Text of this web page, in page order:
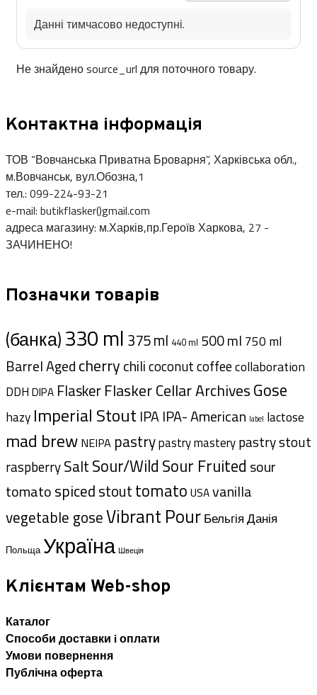
Данні тимчасово недоступні.
Не знайдено source_url для поточного товару.
Контактна інформація
ТОВ “Вовчанська Приватна Броварня”, Харківська обл.,
м.Вовчанськ, вул.Обозна,1
тел.: 099-224-93-21
e-mail: butikflasker()gmail.com
адреса магазину: м.Харків,пр.Героїв Харкова, 27 -
ЗАЧИНЕНО!
Позначки товарів
(банка)330 ml 375 ml 440 ml 500 ml 750 ml
Barrel Agedcherrychilicoconutcoffeecollaboration
DDH DIPA FlaskerFlasker Cellar ArchivesGose
hazy Imperial Stout IPA IPA- American label lactose
mad brew NEIPA pastrypastry masterypastry stout
raspberrySaltSour/Wild Sour Fruited sour
tomatospicedstouttomato USAvanilla
vegetable goseVibrant PourБельгіяДанія
Польща Україна Швеція
Клієнтам Web-shop
Каталог
Способи доставки i оплати
Умови повернення
Публічна оферта